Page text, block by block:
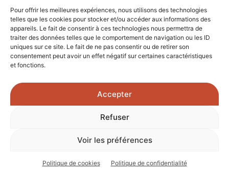
Pour offrir les meilleures expériences, nous utilisons des technologies
telles que les cookies pour stocker et/ou accéder aux informations des
appareils. Le fait de consentir à ces technologies nous permettra de
traiter des données telles que le comportement de navigation ou les ID
uniques sur ce site. Le fait de ne pas consentir ou de retirer son
consentement peut avoir un effet négatif sur certaines caractéristiques
et fonctions.
Accepter
Refuser
Voir les préférences
Politique de cookies Politique de confidentialité
Mentions légales
Politique de confidentialité
Contactez-nous
Confidentialité reCAPTCHA
Conditions reCAPTCHA
© 2026 - Tous droits réservés - DSI Numérique